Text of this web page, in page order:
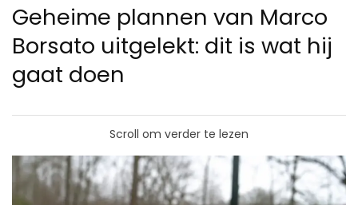
Geheime plannen van Marco
Borsato uitgelekt: dit is wat hij
gaat doen
Scroll om verder te lezen